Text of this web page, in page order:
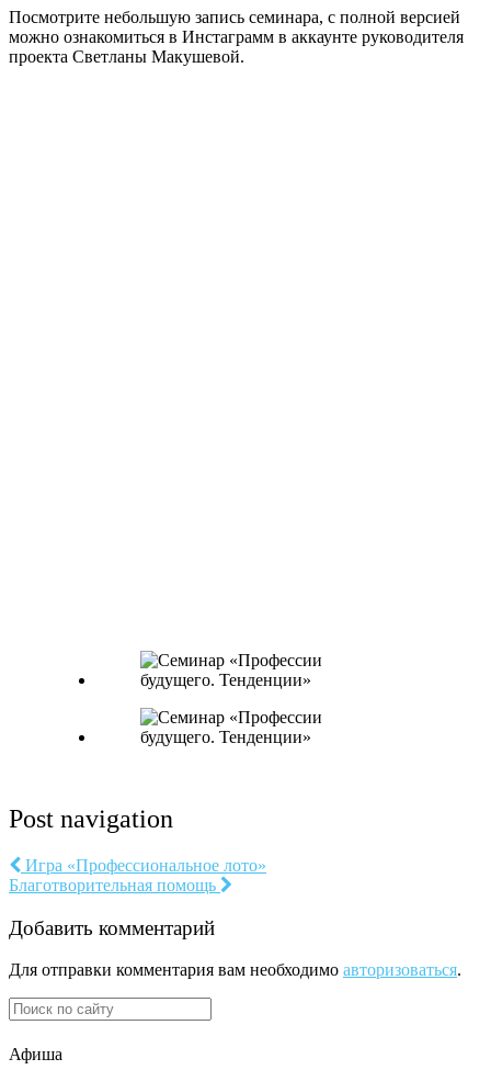
Посмотрите небольшую запись семинара, с полной версией
можно ознакомиться в Инстаграмм в аккаунте руководителя
проекта Светланы Макушевой.
Post navigation
Игра «Профессиональное лото»
Благотворительная помощь
Добавить комментарий
Для отправки комментария вам необходимо авторизоваться.
Афиша